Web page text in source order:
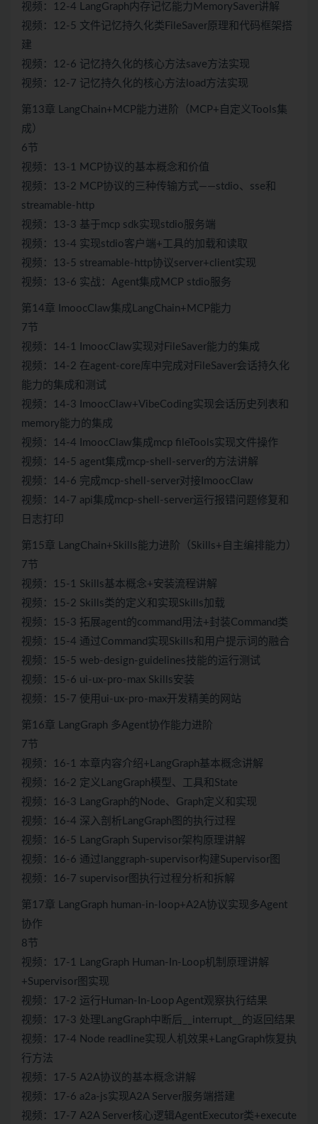
视频：12-4 LangGraph内存记忆能力MemorySaver讲解
视频：12-5 文件记忆持久化类FileSaver原理和代码框架搭
建
视频：12-6 记忆持久化的核心方法save方法实现
视频：12-7 记忆持久化的核心方法load方法实现
第13章 LangChain+MCP能力进阶（MCP+自定义Tools集
成）
6节
视频：13-1 MCP协议的基本概念和价值
视频：13-2 MCP协议的三种传输方式——stdio、sse和
streamable-http
视频：13-3 基于mcp sdk实现stdio服务端
视频：13-4 实现stdio客户端+工具的加载和读取
视频：13-5 streamable-http协议server+client实现
视频：13-6 实战：Agent集成MCP stdio服务
第14章 ImoocClaw集成LangChain+MCP能力
7节
视频：14-1 ImoocClaw实现对FileSaver能力的集成
视频：14-2 在agent-core库中完成对FileSaver会话持久化
能力的集成和测试
视频：14-3 ImoocClaw+VibeCoding实现会话历史列表和
memory能力的集成
视频：14-4 ImoocClaw集成mcp fileTools实现文件操作
视频：14-5 agent集成mcp-shell-server的方法讲解
视频：14-6 完成mcp-shell-server对接ImoocClaw
视频：14-7 api集成mcp-shell-server运行报错问题修复和
日志打印
第15章 LangChain+Skills能力进阶（Skills+自主编排能力）
7节
视频：15-1 Skills基本概念+安装流程讲解
视频：15-2 Skills类的定义和实现Skills加载
视频：15-3 拓展agent的command用法+封装Command类
视频：15-4 通过Command实现Skills和用户提示词的融合
视频：15-5 web-design-guidelines技能的运行测试
视频：15-6 ui-ux-pro-max Skills安装
视频：15-7 使用ui-ux-pro-max开发精美的网站
第16章 LangGraph 多Agent协作能力进阶
7节
视频：16-1 本章内容介绍+LangGraph基本概念讲解
视频：16-2 定义LangGraph模型、工具和State
视频：16-3 LangGraph的Node、Graph定义和实现
视频：16-4 深入剖析LangGraph图的执行过程
视频：16-5 LangGraph Supervisor架构原理讲解
视频：16-6 通过langgraph-supervisor构建Supervisor图
视频：16-7 supervisor图执行过程分析和拆解
第17章 LangGraph human-in-loop+A2A协议实现多Agent
协作
8节
视频：17-1 LangGraph Human-In-Loop机制原理讲解
+Supervisor图实现
视频：17-2 运行Human-In-Loop Agent观察执行结果
视频：17-3 处理LangGraph中断后__interrupt__的返回结果
视频：17-4 Node readline实现人机效果+LangGraph恢复执
行方法
视频：17-5 A2A协议的基本概念讲解
视频：17-6 a2a-js实现A2A Server服务端搭建
视频：17-7 A2A Server核心逻辑AgentExecutor类+execute